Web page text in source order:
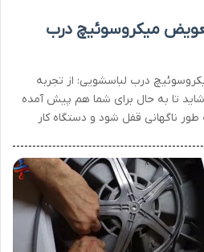
میکروسوئیچ درب
درب لباسشویی: از تجربه
تا به حال برای شما هم پیش آمده
ناگهانی قفل شود و دستگاه کار